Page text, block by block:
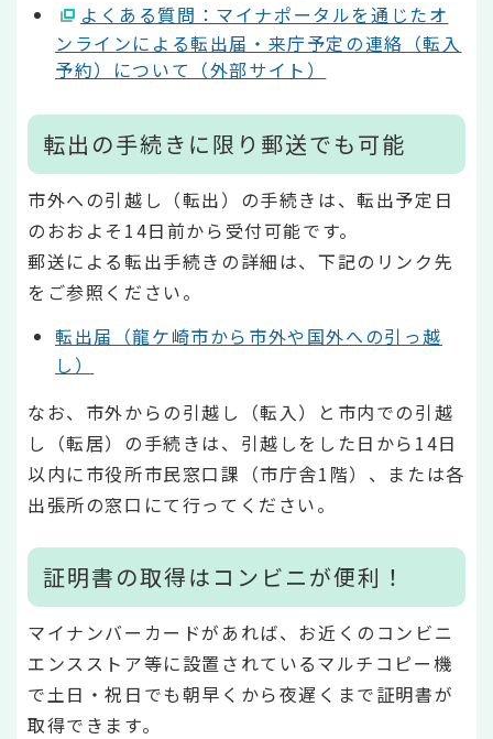
よくある質問：マイナポータルを通じたオ
ンラインによる転出届・来庁予定の連絡（転入
予約）について（外部サイト）
転出の手続きに限り郵送でも可能
市外への引越し（転出）の手続きは、転出予定日
のおおよそ14日前から受付可能です。
郵送による転出手続きの詳細は、下記のリンク先
をご参照ください。
転出届（龍ケ崎市から市外や国外への引っ越
し）
なお、市外からの引越し（転入）と市内での引越
し（転居）の手続きは、引越しをした日から14日
以内に市役所市民窓口課（市庁舎1階）、または各
出張所の窓口にて行ってください。
証明書の取得はコンビニが便利！
マイナンバーカードがあれば、お近くのコンビニ
エンスストア等に設置されているマルチコピー機
で土日・祝日でも朝早くから夜遅くまで証明書が
取得できます。